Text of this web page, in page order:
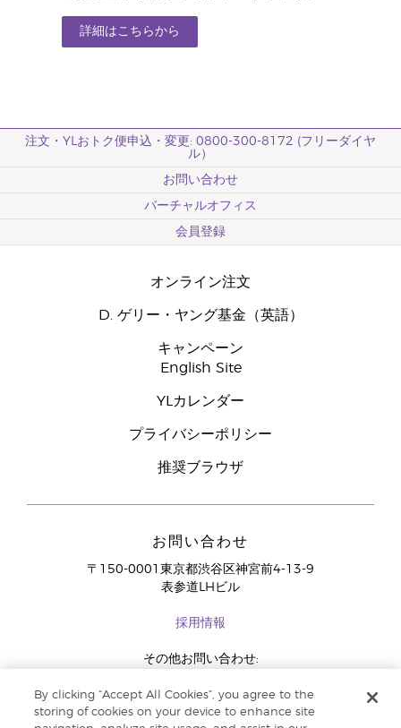
詳細はこちらから
注文・YLおトク便申込・変更: 0800-300-8172 (フリーダイヤ
ル）
お問い合わせ
バーチャルオフィス
会員登録
オンライン注文
D. ゲリー・ヤング基金（英語）
キャンペーン
English Site
YLカレンダー
プライバシーポリシー
推奨ブラウザ
お問い合わせ
〒150-0001東京都渋谷区神宮前4-13-9
表参道LHビル
採用情報
その他お問い合わせ:
By clicking “Accept All Cookies”, you agree to the
storing of cookies on your device to enhance site